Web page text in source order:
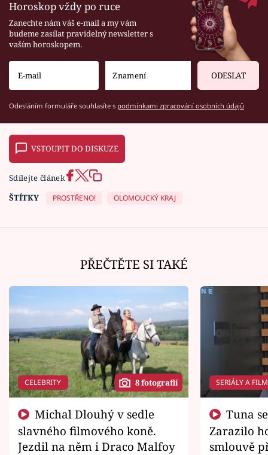
Horoskop vždy po ruce
Zanechte nám váš e-mail a my vám
budeme zasílat pravidelný newsletter s
vaším horoskopem.
ODESLAT
Odesláním formuláře souhlasíte s podmínkami zpracování osobních údajů
VSTOUPIT DO DISKUZE
Sdílejte článek
ŠTÍTKY
PROSTŘENO! OLOMOUCKÝ KRAJ
PŘEČTĚTE SI TAKÉ
CELEBRITY 8 fotografií
slavného filmového koně.
Jezdil na něm i Draco Malfoy
SERIÁLY A
Zarazilo
smlouvě